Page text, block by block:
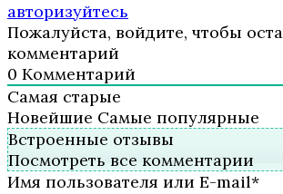
авторизуйтесь
Пожалуйста, войдите, чтобы
комментарий
0 Комментарий
Самая старые
Новейшие Самые популярные
Встроенные отзывы
Посмотреть все комментарии
Имя пользователя или E-mail*